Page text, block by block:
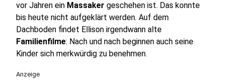
vor Jahren ein Massaker geschehen ist. Das konnte
bis heute nicht aufgeklärt werden. Auf dem
Dachboden findet Ellison irgendwann alte
Familienfilme: Nach und nach beginnen auch seine
Kinder sich merkwürdig zu benehmen.
Anzeige